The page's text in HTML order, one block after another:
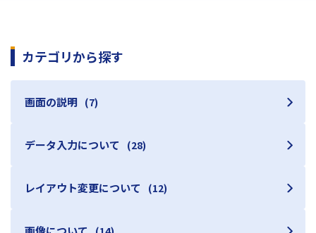
カテゴリから探す
画面の説明 (7)
データ入力について (28)
レイアウト変更について (12)